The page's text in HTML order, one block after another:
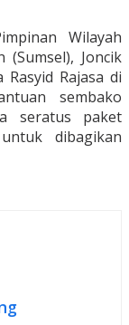
Wilayah
(Sumsel), Joncik
Rajasa di
sembako
seratus paket
dibagikan